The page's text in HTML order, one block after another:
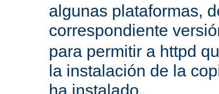
algunas plataformas,
correspondiente
para permitir a httpd
la instalación de la
ha instalado.